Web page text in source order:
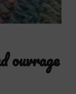
ouvrage